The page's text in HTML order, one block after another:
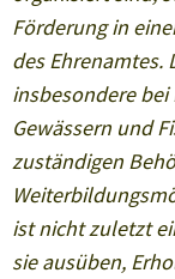
Förderung in
des Ehrenamtes.
insbesondere bei
Gewässern und
zuständigen
ist nicht zuletzt
sie ausüben,